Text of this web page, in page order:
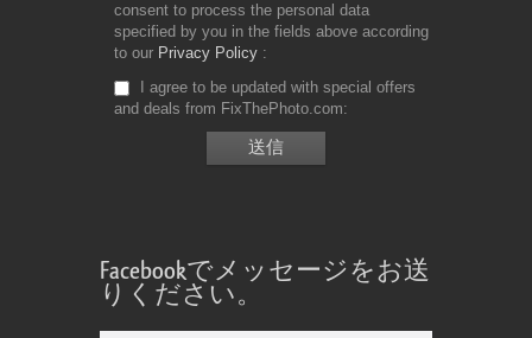
consent to process the personal data
specified by you in the fields above according
to our Privacy Policy
I agree to be updated with special offers
and deals from FixThePhoto.com
Facebookでメッセージをお送
りください。